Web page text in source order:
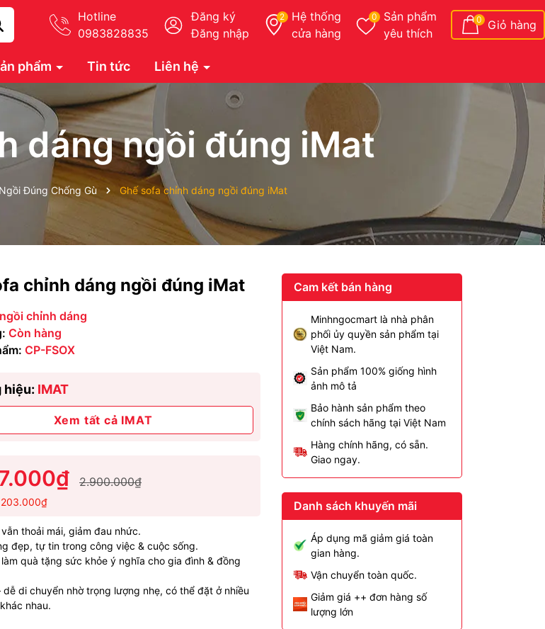
Hotline
0983828835
Đăng ký
Đăng nhập
2
Hệ thống
cửa hàng
0
Sản phẩm
yêu thích
0 Giỏ hàng
phẩm Tin tức Liên hệ
dáng ngồi đúng iMat
Đúng Chống Gù Ghế sofa chỉnh dáng ngồi đúng iMat
chỉnh dáng ngồi đúng iMat
chỉnh dáng
Còn hàng
CP-FSOX
hiệu: IMAT
Xem tất cả IMAT
2.900.000₫
203.000₫
thoải mái, giảm đau nhức.
đẹp, tự tin trong công việc & cuộc sống.
quà tặng sức khỏe ý nghĩa cho gia đình & đồng
dễ di chuyển nhờ trọng lượng nhẹ, có thể đặt ở nhiều
nhau.
Cam kết bán hàng
Minhngocmart là nhà phân
phối ủy quyền sản phẩm tại
Việt Nam.
Sản phẩm 100% giống hình
ảnh mô tả
Bảo hành sản phẩm theo
chính sách hãng tại Việt Nam
Hàng chính hãng, có sẵn.
Giao ngay.
Danh sách khuyến mãi
Áp dụng mã giảm giá toàn
gian hàng.
Vận chuyển toàn quốc.
Giảm giá ++ đơn hàng số
lượng lớn